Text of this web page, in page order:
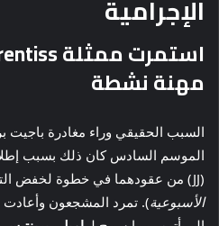
الإجرامية
مهنة نشطة
السبب الحقيقي وراء مغادرة باجيت
(JJ) من عقودهما في خطوة لخفض التكاليف (عبر
الأسبوعية). تمرد المشجعون